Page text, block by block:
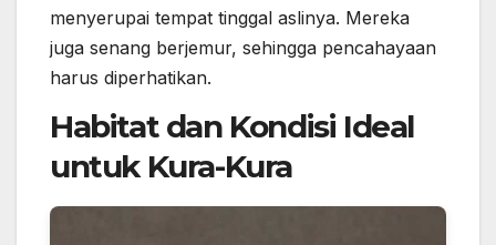
menyerupai tempat tinggal aslinya. Mereka
juga senang berjemur, sehingga pencahayaan
harus diperhatikan.
Habitat dan Kondisi Ideal
untuk Kura-Kura